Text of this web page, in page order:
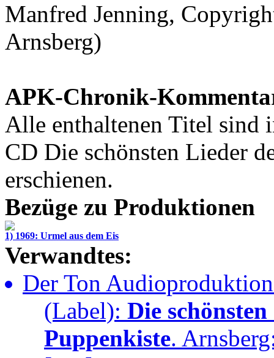
Manfred Jenning,
Arnsberg)
APK-Chronik-
Alle enthaltenen Titel sind
CD Die schönsten Lieder
erschienen.
Bezüge zu Produktionen
1) 1969: Urmel aus dem Eis
Verwandtes:
Der Ton
(Label): Die
Puppenkiste.